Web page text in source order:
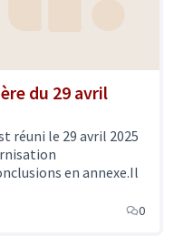
politiques de la Ville
d’un an,
municipale déléguée
intelligent, et
assurent la
du 29 avril
réuni le 29 avril 2025
en annexe.Il
0